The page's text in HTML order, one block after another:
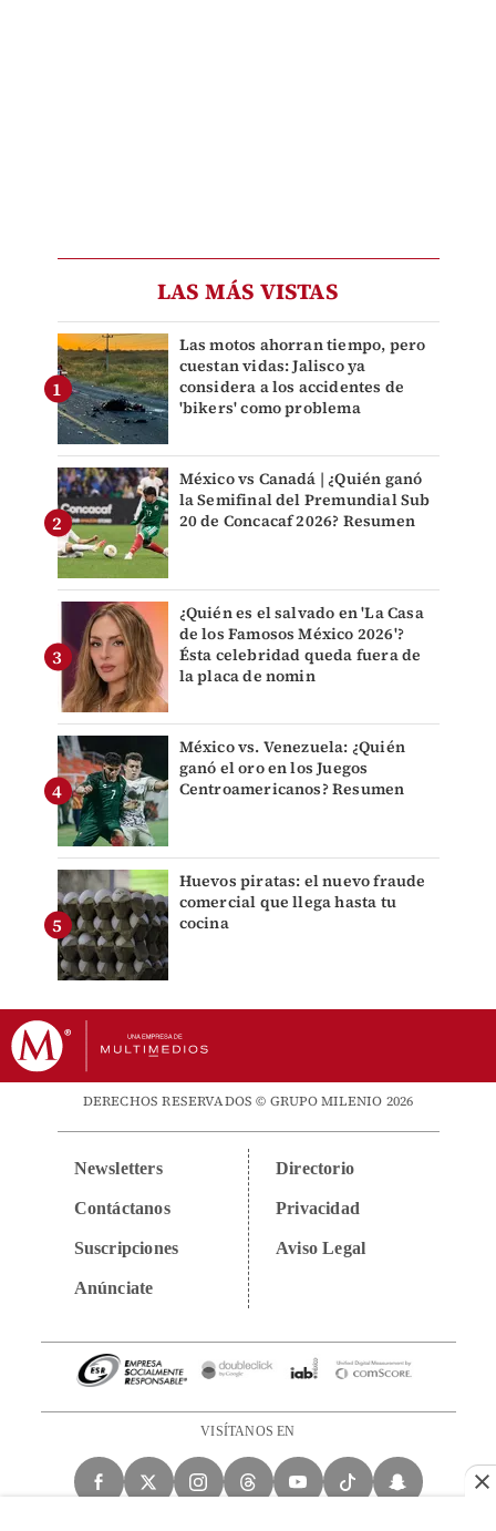
LAS MÁS VISTAS
Las motos ahorran tiempo, pero
cuestan vidas: Jalisco ya
considera a los accidentes de
'bikers' como problema
México vs Canadá | ¿Quién ganó
la Semifinal del Premundial Sub
20 de Concacaf 2026? Resumen
¿Quién es el salvado en 'La Casa
de los Famosos México 2026'?
Ésta celebridad queda fuera de
la placa de nomin
México vs. Venezuela: ¿Quién
ganó el oro en los Juegos
Centroamericanos? Resumen
Huevos piratas: el nuevo fraude
comercial que llega hasta tu
cocina
DERECHOS RESERVADOS © GRUPO MILENIO 2026
Newsletters
Contáctanos
Suscripciones
Anúnciate
Directorio
Privacidad
Aviso Legal
VISÍTANOS EN